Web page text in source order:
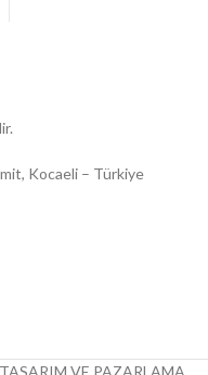
Kocaeli – Türkiye
VE PAZARLAMA